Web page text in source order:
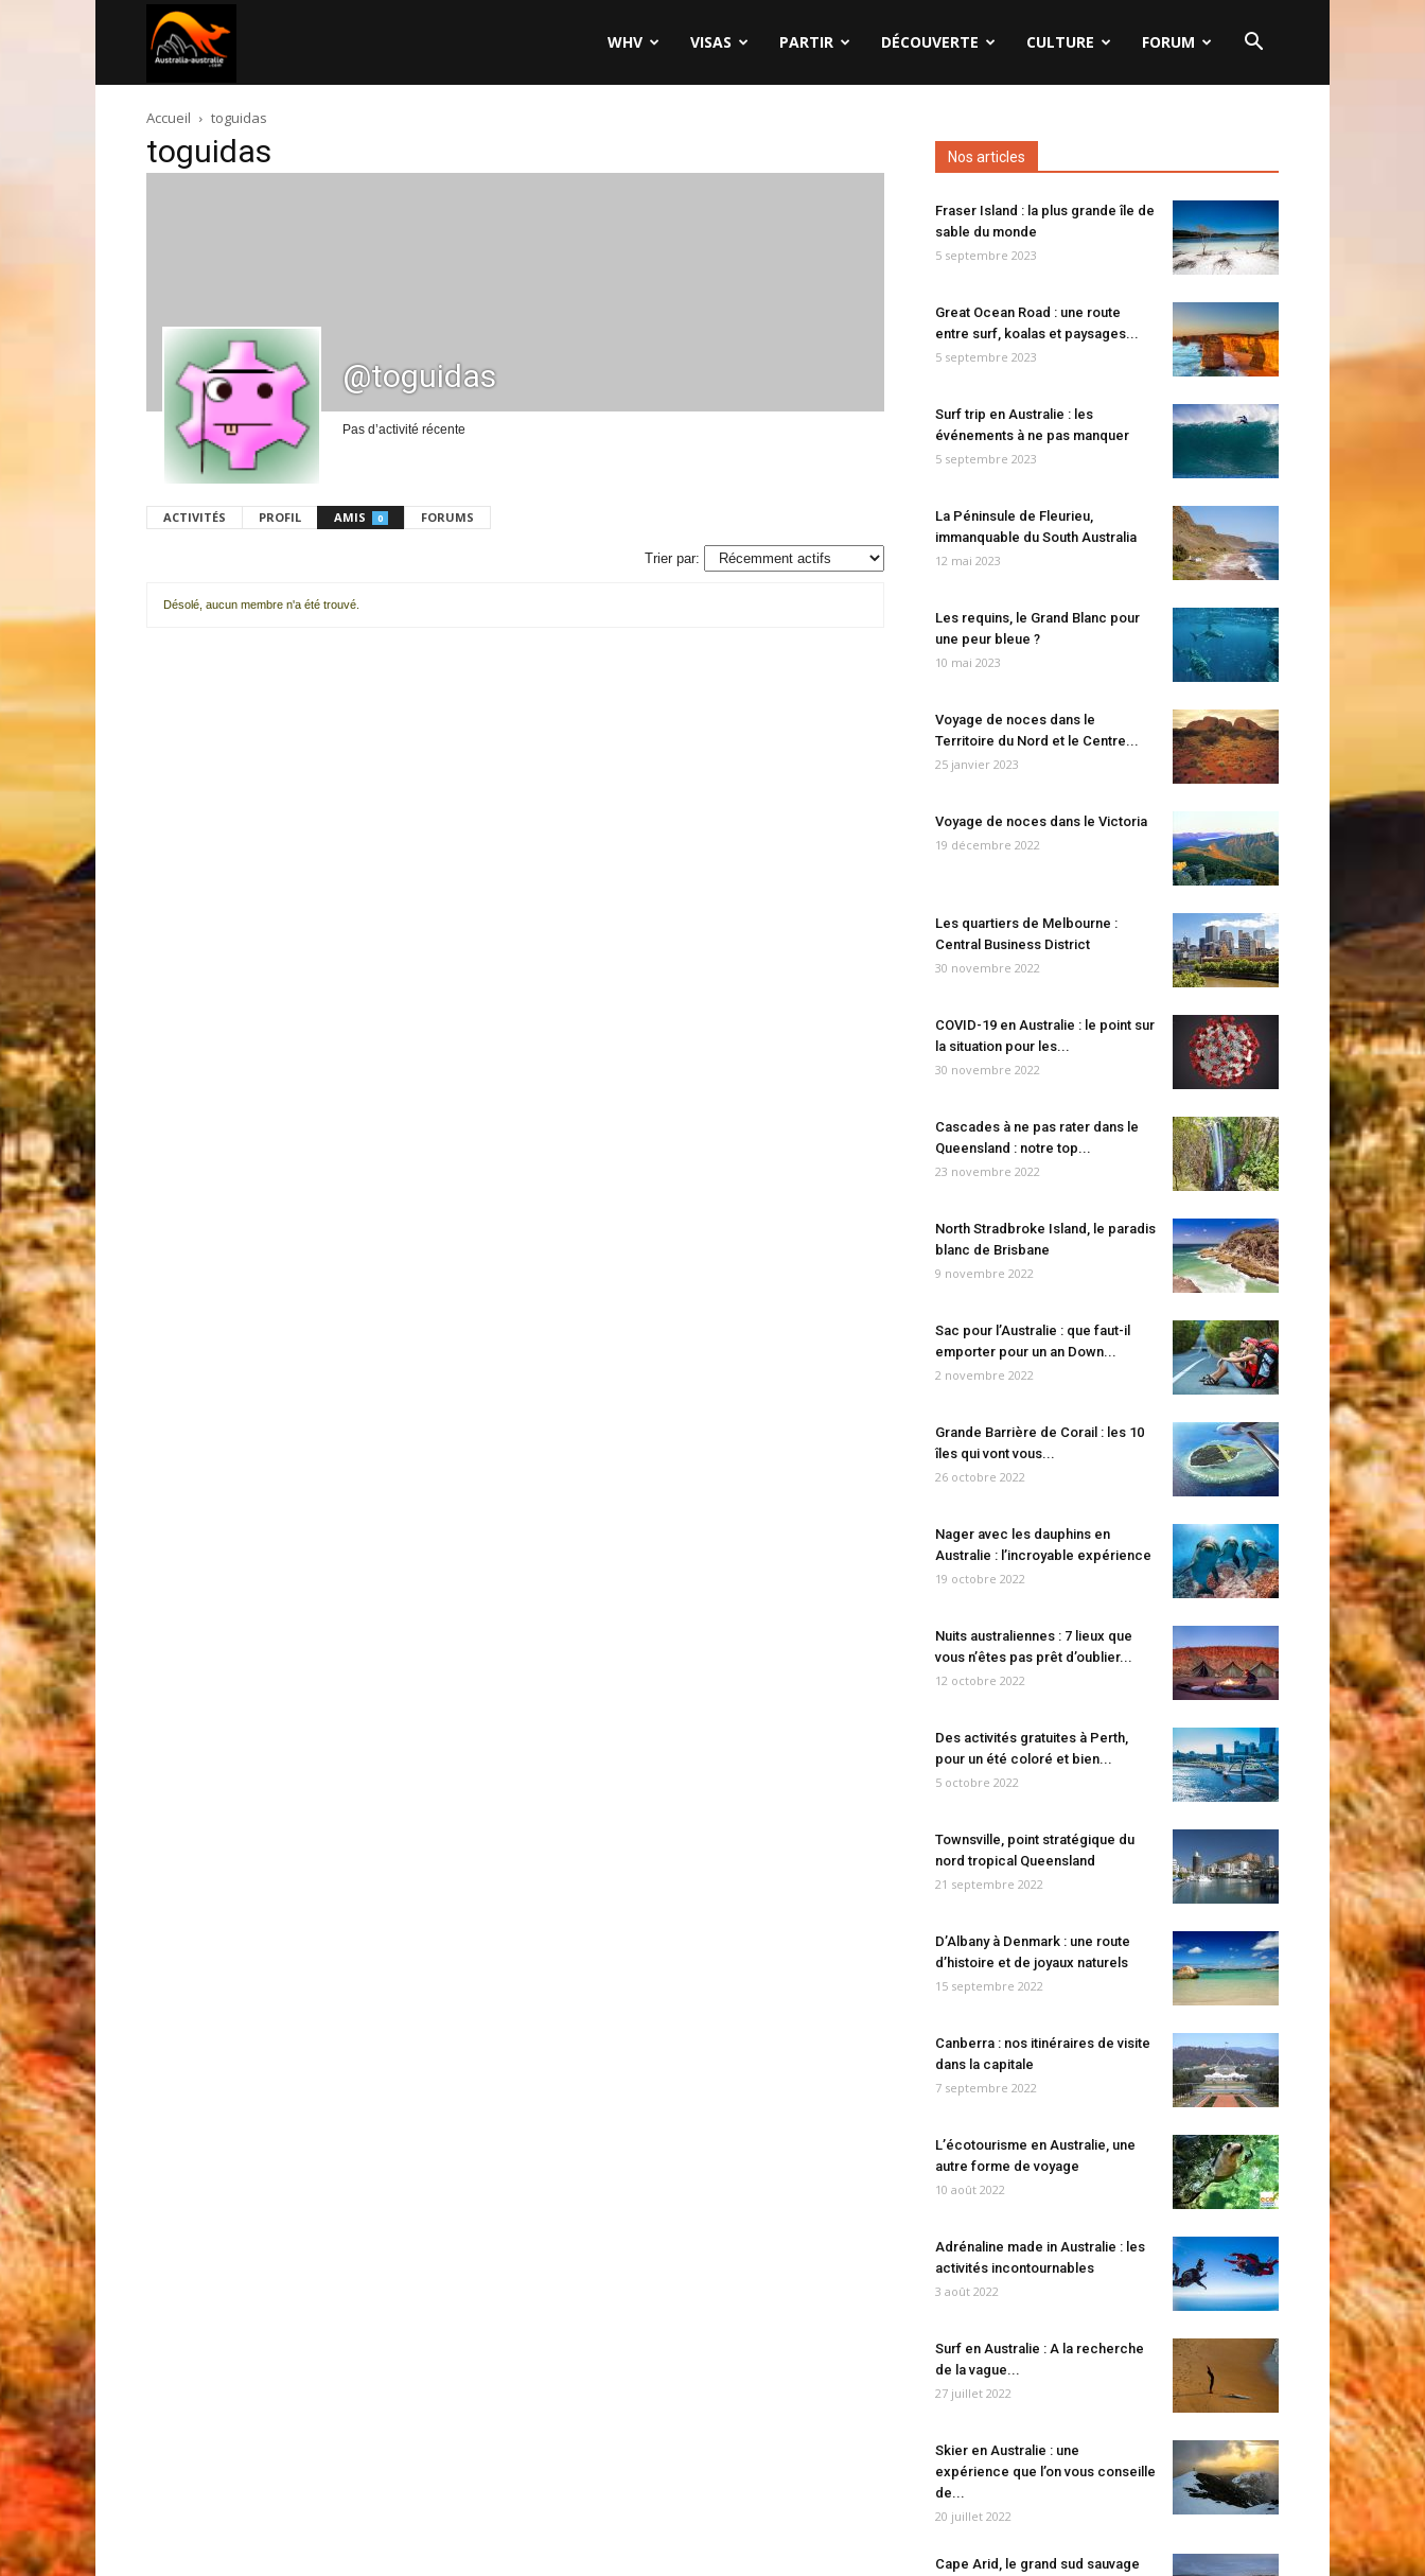
australie.com
WHV VISAS PARTIR DÉCOUVERTE CULTURE FORUM
Accueil toguidas
toguidas
@toguidas
Pas d’activité récente
ACTIVITÉS PROFIL AMIS 0 FORUMS
Trier par:
Désolé, aucun membre n'a été trouvé.
Nos articles
Fraser Island : la plus grande île de
sable du monde
5 septembre 2023
Great Ocean Road : une route
entre surf, koalas et paysages...
5 septembre 2023
Surf trip en Australie : les
événements à ne pas manquer
5 septembre 2023
La Péninsule de Fleurieu,
immanquable du South Australia
12 mai 2023
Les requins, le Grand Blanc pour
une peur bleue ?
10 mai 2023
Voyage de noces dans le
Territoire du Nord et le Centre...
25 janvier 2023
Voyage de noces dans le Victoria
19 décembre 2022
Les quartiers de Melbourne :
Central Business District
30 novembre 2022
COVID-19 en Australie : le point sur
la situation pour les...
30 novembre 2022
Cascades à ne pas rater dans le
Queensland : notre top...
23 novembre 2022
North Stradbroke Island, le paradis
blanc de Brisbane
9 novembre 2022
Sac pour l’Australie : que faut-il
emporter pour un an Down...
2 novembre 2022
Grande Barrière de Corail : les 10
îles qui vont vous...
26 octobre 2022
Nager avec les dauphins en
Australie : l’incroyable expérience
19 octobre 2022
Nuits australiennes : 7 lieux que
vous n’êtes pas prêt d’oublier...
12 octobre 2022
Des activités gratuites à Perth,
pour un été coloré et bien...
5 octobre 2022
Townsville, point stratégique du
nord tropical Queensland
21 septembre 2022
D’Albany à Denmark : une route
d’histoire et de joyaux naturels
15 septembre 2022
Canberra : nos itinéraires de visite
dans la capitale
7 septembre 2022
L’écotourisme en Australie, une
autre forme de voyage
10 août 2022
Adrénaline made in Australie : les
activités incontournables
3 août 2022
Surf en Australie : A la recherche
de la vague...
27 juillet 2022
Skier en Australie : une
expérience que l’on vous conseille
de...
20 juillet 2022
Cape Arid, le grand sud sauvage